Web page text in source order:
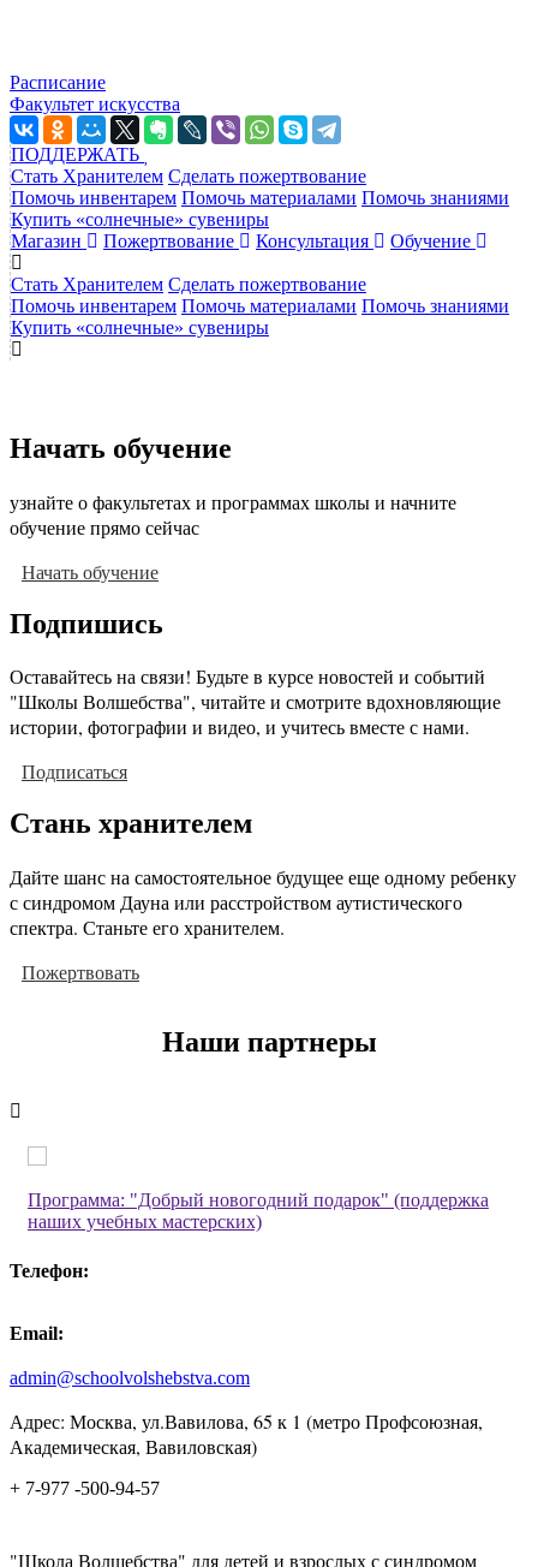
Расписание
Факультет искусства
ПОДДЕРЖАТЬ
Стать Хранителем Сделать пожертвование
Помочь инвентарем Помочь материалами Помочь знаниями
Купить «солнечные» сувениры
Магазин
Пожертвование Консультация Обучение
Стать Хранителем Сделать пожертвование
Помочь инвентарем Помочь материалами Помочь знаниями
Купить «солнечные» сувениры
Начать обучение
узнайте о факультетах и программах школы и начните
обучение прямо сейчас
Начать обучение
Подпишись
Оставайтесь на связи! Будьте в курсе новостей и событий
"Школы Волшебства", читайте и смотрите вдохновляющие
истории, фотографии и видео, и учитесь вместе с нами.
Подписаться
Стань хранителем
Дайте шанс на самостоятельное будущее еще одному ребенку
с синдромом Дауна или расстройством аутистического
спектра. Станьте его хранителем.
Пожертвовать
Наши партнеры
Программа: "Добрый новогодний подарок" (поддержка
наших учебных мастерских)
Телефон:
Email:
admin@schoolvolshebstva.com
Адрес: Москва, ул.Вавилова, 65 к 1 (метро Профсоюзная,
Академическая, Вавиловская)
+ 7-977 -500-94-57
"Школа Волшебства" для детей и взрослых с синдромом